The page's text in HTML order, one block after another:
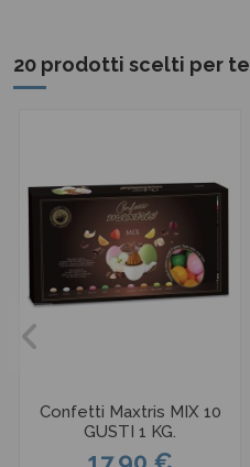
20 prodotti scelti per te
Confetti Maxtris MIX 10
GUSTI 1 KG.
17,90 €